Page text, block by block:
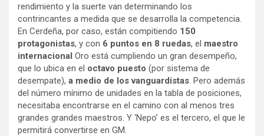
rendimiento y la suerte van determinando los
contrincantes a medida que se desarrolla la competencia.
En Cerdeña, por caso, están compitiendo 150
protagonistas, y con 6 puntos en 8 ruedas, el maestro
internacional Oro está cumpliendo un gran desempeño,
que lo ubica en el octavo puesto (por sistema de
desempate), a medio de los vanguardistas. Pero además
del número mínimo de unidades en la tabla de posiciones,
necesitaba encontrarse en el camino con al menos tres
grandes grandes maestros. Y ‘Nepo’ es el tercero, el que le
permitirá convertirse en GM.